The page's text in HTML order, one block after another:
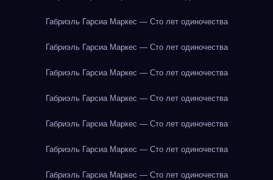
Габриэль Гарсиа Маркес — Сто лет одиночества
Габриэль Гарсиа Маркес — Сто лет одиночества
Габриэль Гарсиа Маркес — Сто лет одиночества
Габриэль Гарсиа Маркес — Сто лет одиночества
Габриэль Гарсиа Маркес — Сто лет одиночества
Габриэль Гарсиа Маркес — Сто лет одиночества
Габриэль Гарсиа Маркес — Сто лет одиночества